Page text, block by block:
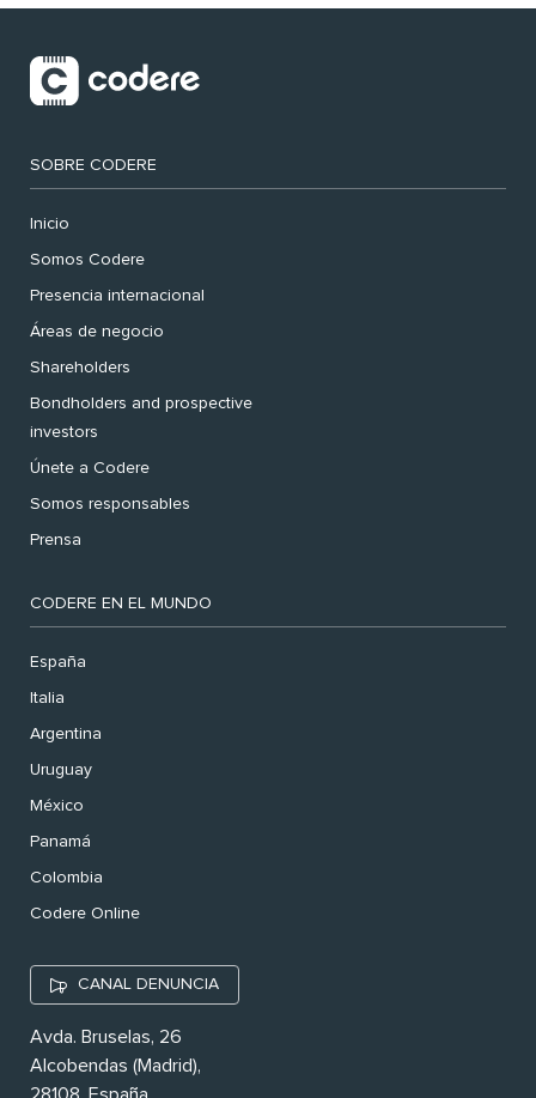
SOBRE CODERE
Inicio
Somos Codere
Presencia internacional
Áreas de negocio
Shareholders
Bondholders and prospective
investors
Únete a Codere
Somos responsables
Prensa
CODERE EN EL MUNDO
España
Italia
Argentina
Uruguay
México
Panamá
Colombia
Codere Online
CANAL DENUNCIA
Avda. Bruselas, 26
Alcobendas (Madrid),
28108. España